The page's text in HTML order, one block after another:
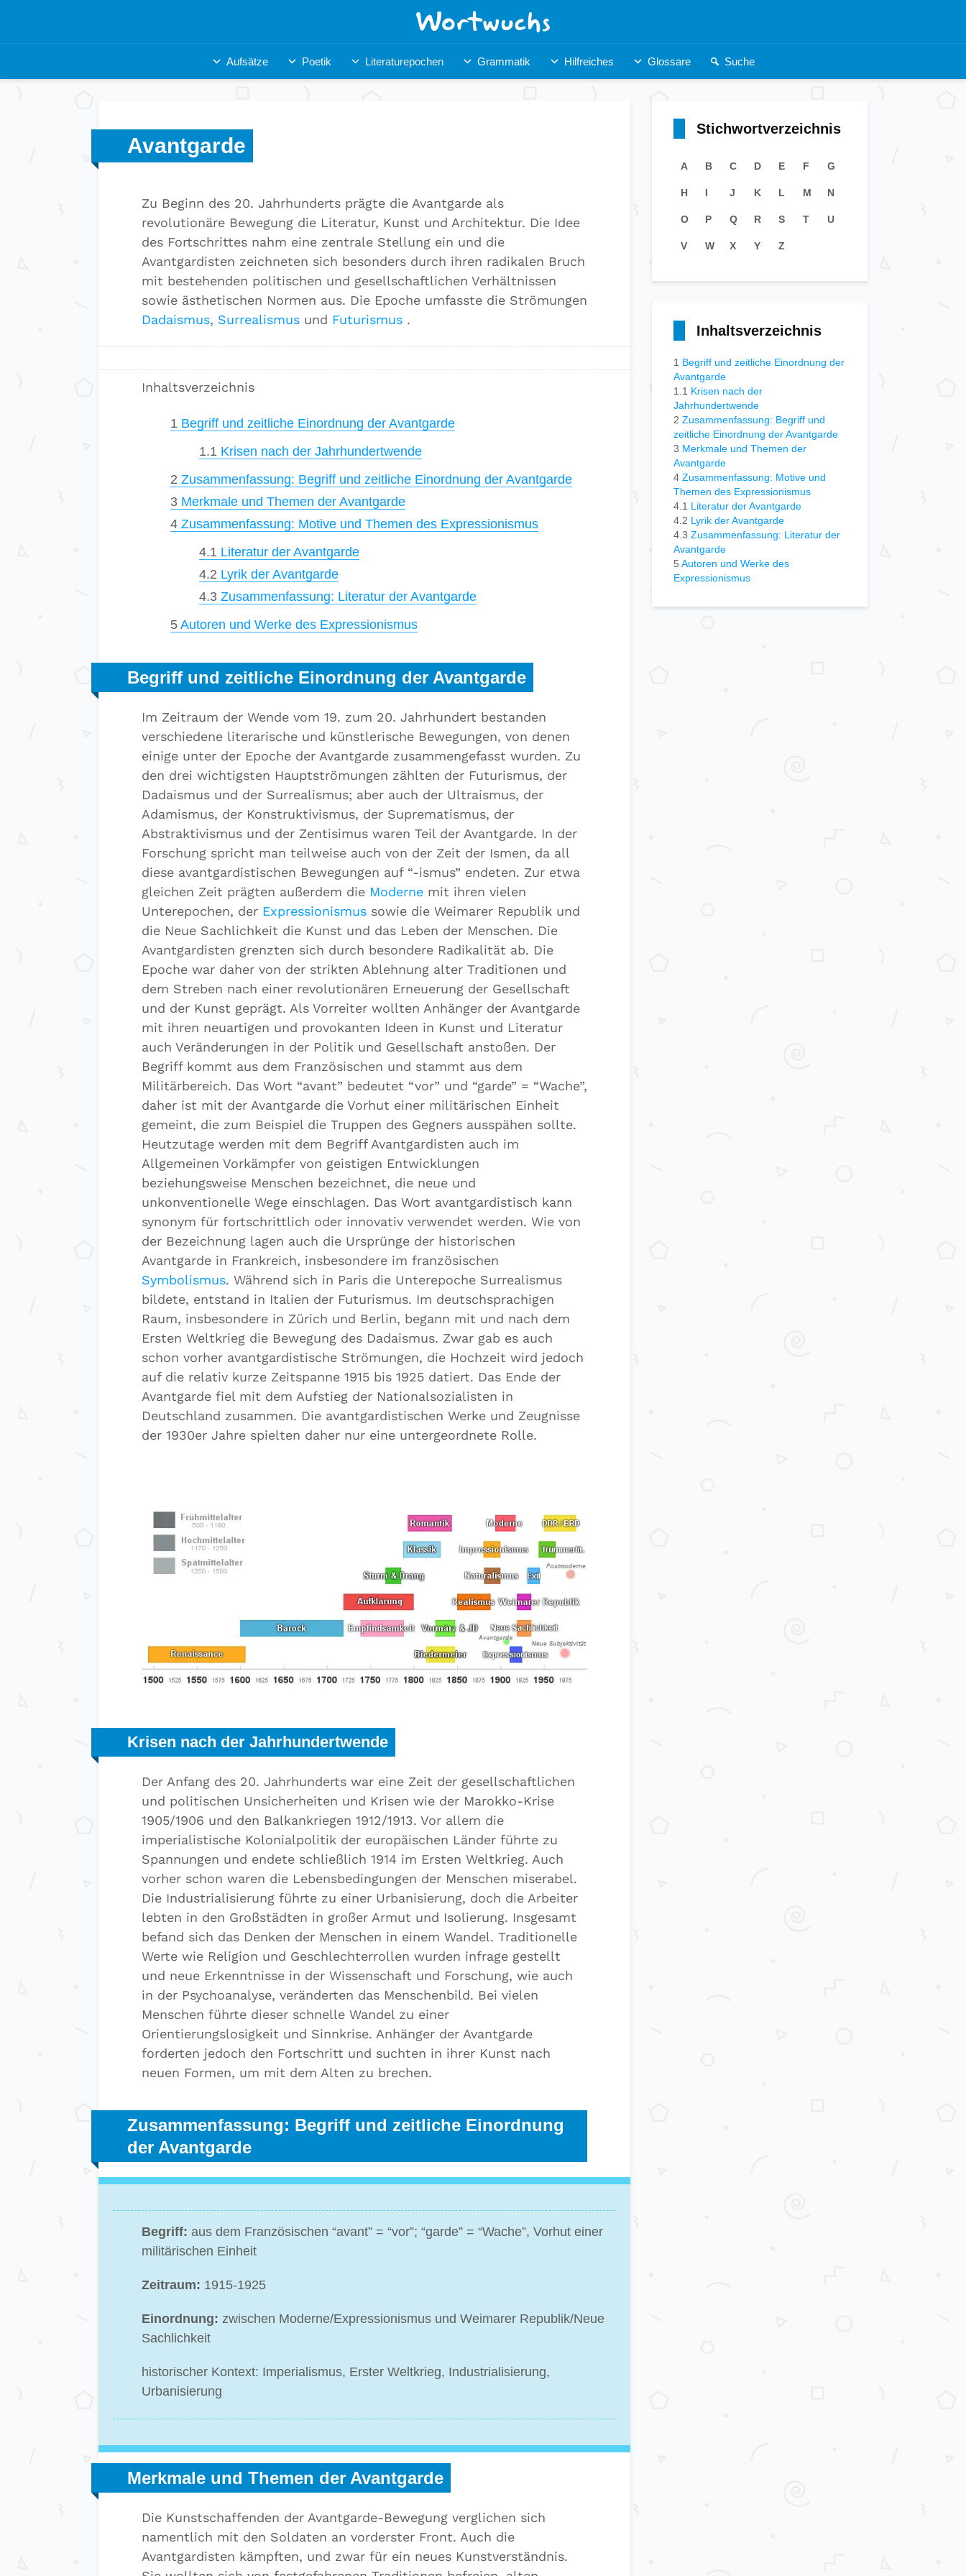
Aufsätze Poetik Literaturepochen Grammatik Hilfreiches Glossare Suche
Avantgarde
Zu Beginn des 20. Jahrhunderts prägte die Avantgarde als
revolutionäre Bewegung die Literatur, Kunst und Architektur. Die Idee
des Fortschrittes nahm eine zentrale Stellung ein und die
Avantgardisten zeichneten sich besonders durch ihren radikalen Bruch
mit bestehenden politischen und gesellschaftlichen Verhältnissen
sowie ästhetischen Normen aus. Die Epoche umfasste die Strömungen
Dadaismus, Surrealismus und Futurismus .
Inhaltsverzeichnis
1 Begriff und zeitliche Einordnung der Avantgarde
1.1 Krisen nach der Jahrhundertwende
2 Zusammenfassung: Begriff und zeitliche Einordnung der Avantgarde
3 Merkmale und Themen der Avantgarde
4 Zusammenfassung: Motive und Themen des Expressionismus
4.1 Literatur der Avantgarde
4.2 Lyrik der Avantgarde
4.3 Zusammenfassung: Literatur der Avantgarde
5 Autoren und Werke des Expressionismus
Begriff und zeitliche Einordnung der Avantgarde
Im Zeitraum der Wende vom 19. zum 20. Jahrhundert bestanden
verschiedene literarische und künstlerische Bewegungen, von denen
einige unter der Epoche der Avantgarde zusammengefasst wurden. Zu
den drei wichtigsten Hauptströmungen zählten der Futurismus, der
Dadaismus und der Surrealismus; aber auch der Ultraismus, der
Adamismus, der Konstruktivismus, der Suprematismus, der
Abstraktivismus und der Zentisimus waren Teil der Avantgarde. In der
Forschung spricht man teilweise auch von der Zeit der Ismen, da all
diese avantgardistischen Bewegungen auf “-ismus” endeten. Zur etwa
gleichen Zeit prägten außerdem die Moderne mit ihren vielen
Unterepochen, der Expressionismus sowie die Weimarer Republik und
die Neue Sachlichkeit die Kunst und das Leben der Menschen. Die
Avantgardisten grenzten sich durch besondere Radikalität ab. Die
Epoche war daher von der strikten Ablehnung alter Traditionen und
dem Streben nach einer revolutionären Erneuerung der Gesellschaft
und der Kunst geprägt. Als Vorreiter wollten Anhänger der Avantgarde
mit ihren neuartigen und provokanten Ideen in Kunst und Literatur
auch Veränderungen in der Politik und Gesellschaft anstoßen. Der
Begriff kommt aus dem Französischen und stammt aus dem
Militärbereich. Das Wort “avant” bedeutet “vor” und “garde” = “Wache”,
daher ist mit der Avantgarde die Vorhut einer militärischen Einheit
gemeint, die zum Beispiel die Truppen des Gegners ausspähen sollte.
Heutzutage werden mit dem Begriff Avantgardisten auch im
Allgemeinen Vorkämpfer von geistigen Entwicklungen
beziehungsweise Menschen bezeichnet, die neue und
unkonventionelle Wege einschlagen. Das Wort avantgardistisch kann
synonym für fortschrittlich oder innovativ verwendet werden. Wie von
der Bezeichnung lagen auch die Ursprünge der historischen
Avantgarde in Frankreich, insbesondere im französischen
Symbolismus. Während sich in Paris die Unterepoche Surrealismus
bildete, entstand in Italien der Futurismus. Im deutschsprachigen
Raum, insbesondere in Zürich und Berlin, begann mit und nach dem
Ersten Weltkrieg die Bewegung des Dadaismus. Zwar gab es auch
schon vorher avantgardistische Strömungen, die Hochzeit wird jedoch
auf die relativ kurze Zeitspanne 1915 bis 1925 datiert. Das Ende der
Avantgarde fiel mit dem Aufstieg der Nationalsozialisten in
Deutschland zusammen. Die avantgardistischen Werke und Zeugnisse
der 1930er Jahre spielten daher nur eine untergeordnete Rolle.
Krisen nach der Jahrhundertwende
Der Anfang des 20. Jahrhunderts war eine Zeit der gesellschaftlichen
und politischen Unsicherheiten und Krisen wie der Marokko-Krise
1905/1906 und den Balkankriegen 1912/1913. Vor allem die
imperialistische Kolonialpolitik der europäischen Länder führte zu
Spannungen und endete schließlich 1914 im Ersten Weltkrieg. Auch
vorher schon waren die Lebensbedingungen der Menschen miserabel.
Die Industrialisierung führte zu einer Urbanisierung, doch die Arbeiter
lebten in den Großstädten in großer Armut und Isolierung. Insgesamt
befand sich das Denken der Menschen in einem Wandel. Traditionelle
Werte wie Religion und Geschlechterrollen wurden infrage gestellt
und neue Erkenntnisse in der Wissenschaft und Forschung, wie auch
in der Psychoanalyse, veränderten das Menschenbild. Bei vielen
Menschen führte dieser schnelle Wandel zu einer
Orientierungslosigkeit und Sinnkrise. Anhänger der Avantgarde
forderten jedoch den Fortschritt und suchten in ihrer Kunst nach
neuen Formen, um mit dem Alten zu brechen.
Zusammenfassung: Begriff und zeitliche Einordnung
der Avantgarde
Begriff: aus dem Französischen “avant” = “vor”; “garde” = “Wache”, Vorhut einer
militärischen Einheit
Zeitraum: 1915-1925
Einordnung: zwischen Moderne/Expressionismus und Weimarer Republik/Neue
Sachlichkeit
historischer Kontext: Imperialismus, Erster Weltkrieg, Industrialisierung,
Urbanisierung
Merkmale und Themen der Avantgarde
Die Kunstschaffenden der Avantgarde-Bewegung verglichen sich
namentlich mit den Soldaten an vorderster Front. Auch die
Avantgardisten kämpften, und zwar für ein neues Kunstverständnis.
Stichwortverzeichnis
A B C D E F G
H I J K L M N
O P Q R S T U
V W X Y Z
Inhaltsverzeichnis
1 Begriff und zeitliche Einordnung der
Avantgarde
1.1 Krisen nach der
Jahrhundertwende
2 Zusammenfassung: Begriff und
zeitliche Einordnung der Avantgarde
3 Merkmale und Themen der
Avantgarde
4 Zusammenfassung: Motive und
Themen des Expressionismus
4.1 Literatur der Avantgarde
4.2 Lyrik der Avantgarde
4.3 Zusammenfassung: Literatur der
Avantgarde
5 Autoren und Werke des
Expressionismus